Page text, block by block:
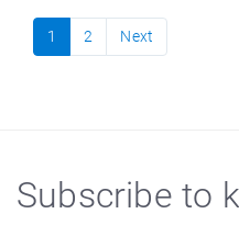
1 2 Next
Subscribe to